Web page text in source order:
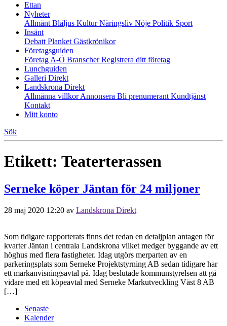
Ettan
Nyheter
Allmänt Blåljus KulturNäringsliv Nöje Politik Sport
Insänt
Debatt Planket Gästkrönikor
Företagsguiden
Företag A-Ö BranscherRegistrera ditt företag
Lunchguiden
Galleri Direkt
Landskrona Direkt
Allmänna villkorAnnonsera Bli prenumerant Kundtjänst
Kontakt
Mitt konto
Sök
Etikett: Teaterterassen
Serneke köper Jäntan för 24 miljoner
28 maj 2020 12:20 av Landskrona Direkt
Som tidigare rapporterats finns det redan en detaljplan antagen för
kvarter Jäntan i centrala Landskrona vilket medger byggande av ett
höghus med flera fastigheter. Idag utgörs merparten av en
parkeringsplats som Serneke Projektstyrning AB sedan tidigare har
ett markanvisningsavtal på. Idag beslutade kommunstyrelsen att gå
vidare med ett köpeavtal med Serneke Markutveckling Väst 8 AB
[…]
Senaste
Kalender